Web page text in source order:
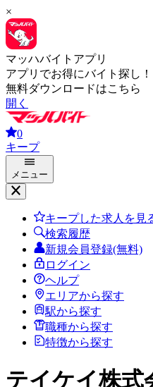
×
マッハバイトアプリ
アプリでお得にバイト探し！
無料ダウンロードはこちら
開く
0
キープ
メニュー
キープした求人を見
検索履歴
新規会員登録(無料)
ログイン
ヘルプ
エリアから探す
駅から探す
職種から探す
特徴から探す
テイケイ株式